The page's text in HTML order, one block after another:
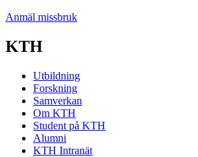
Anmäl missbruk
KTH
Utbildning
Forskning
Samverkan
Om KTH
Student på KTH
Alumni
KTH Intranät